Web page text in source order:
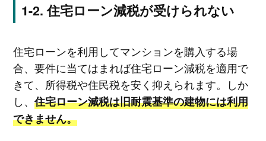
住宅ローン減税が受けられない
住宅ローンを利用してマンションを購入する場
合、要件に当てはまれば住宅ローン減税を適用で
きて、所得税や住民税を安く抑えられます。しか
し、住宅ローン減税は旧耐震基準の建物には利用
できません。